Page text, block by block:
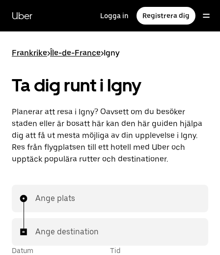
huvudinnehållet
Uber Logga in Registrera dig
Frankrike>Île-de-France>Igny
Ta dig runt i Igny
Planerar att resa i Igny? Oavsett om du besöker
staden eller är bosatt här kan den här guiden hjälpa
dig att få ut mesta möjliga av din upplevelse i Igny.
Res från flygplatsen till ett hotell med Uber och
upptäck populära rutter och destinationer.
Ange plats
Ange destination
Datum Tid